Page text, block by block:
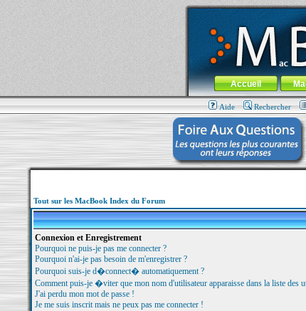
MacBook-fr.com : 100% Apple... 100%
Aller au contenu-Aller au
Menu général
Accueil
Aide Rechercher
Tout sur les MacBook Index du Forum
Connexion et Enregistrement
Pourquoi ne puis-je pas me connecter ?
Pourquoi n'ai-je pas besoin de m'enregistrer ?
Pourquoi suis-je d�connect� automatiquement ?
Comment puis-je �viter que mon nom d'utilisateur apparaisse dans la liste des
J'ai perdu mon mot de passe !
Je me suis inscrit mais ne peux pas me connecter !